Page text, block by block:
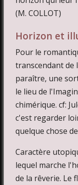
(M. COLLOT)
Horizon et
Pour le
transcendant de
paraître, une
le lieu de
chimérique. cf:
c'est regarder
quelque chose
Caractère
lequel marche
de la rêverie. Le